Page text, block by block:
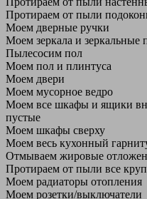
Протираем от пыли
Моем дверные ручки
Моем зеркала и зеркальные
Пылесосим пол
Моем пол и плинтуса
Моем двери
Моем мусорное ведро
Моем все шкафы и ящики
пустые
Моем шкафы сверху
Моем весь кухонный
Отмываем жировые
Протираем от пыли все
Моем радиаторы отопления
Моем розетки/выключатели